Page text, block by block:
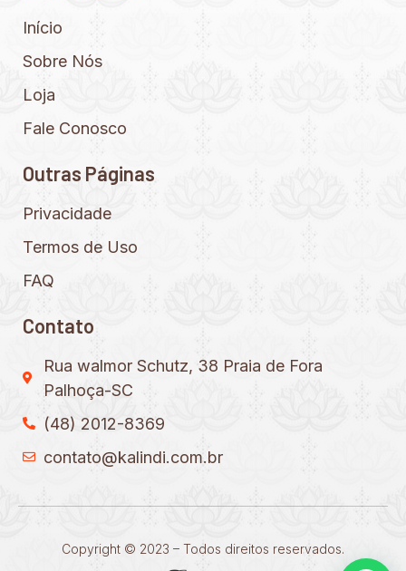
Início
Sobre Nós
Loja
Fale Conosco
Outras Páginas
Privacidade
Termos de Uso
FAQ
Contato
Rua walmor Schutz, 38 Praia de Fora
Palhoça-SC
(48) 2012-8369
contato@kalindi.com.br
Copyright © 2023 – Todos direitos reservados.